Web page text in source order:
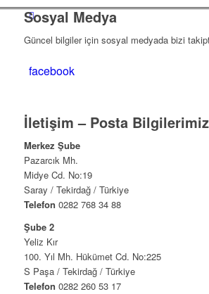
Sosyal Medya
Güncel bilgiler için sosyal medyada bizi
facebook
İletişim – Posta Bilgilerimiz
Merkez Şube
Pazarcık Mh.
Midye Cd. No:19
Saray / Tekirdağ / Türkiye
Telefon 0282 768 34 88
Şube 2
Yeliz Kır
100. Yıl Mh. Hükümet Cd. No:225
S Paşa / Tekirdağ / Türkiye
Telefon 0282 260 53 17